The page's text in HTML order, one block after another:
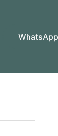
WhatsApp